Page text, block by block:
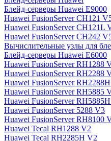
Блейд-серверы Huawei E9000
Huawei FusionServer CH121
Huawei FusionServer CH121L
Huawei FusionServer CH242
Вычислительные узлы для
Блейд-серверы Huawei E6000
Huawei FusionServer RH1288
Huawei FusionServer RH2288
Huawei FusionServer
Huawei FusionServer RH5885
Huawei FusionServer
Huawei FusionServer 5288 V3
Huawei FusionServer RH8100
Huawei Tecal RH1288 V2
Huawei Tecal RH2285H V2